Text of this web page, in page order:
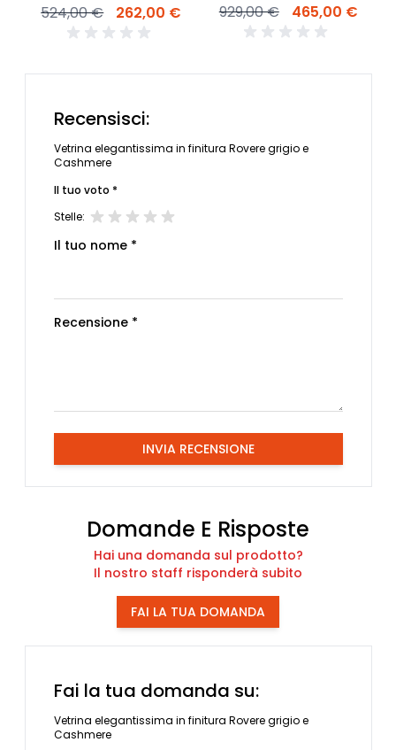
524,00 € 262,00 € 929,00 € 465,00 €
Recensisci:
Vetrina elegantissima in finitura Rovere grigio e
Cashmere
Il tuo voto *
Stelle:
Il tuo nome *
Recensione *
INVIA RECENSIONE
Domande E Risposte
Hai una domanda sul prodotto?
Il nostro staff risponderà subito
FAI LA TUA DOMANDA
Fai la tua domanda su:
Vetrina elegantissima in finitura Rovere grigio e
Cashmere